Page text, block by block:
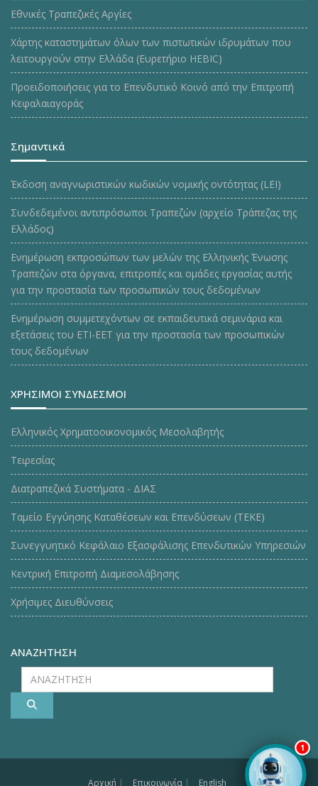
1
Εθνικές Τραπεζικές Αργίες
Χάρτης καταστημάτων όλων των πιστωτικών ιδρυμάτων που
λειτουργούν στην Ελλάδα (Ευρετήριο HEBIC)
Προειδοποιήσεις για το Επενδυτικό Κοινό από την Επιτροπή
Κεφαλαιαγοράς
Σημαντικά
Έκδοση αναγνωριστικών κωδικών νομικής οντότητας (LEI)
Συνδεδεμένοι αντιπρόσωποι Τραπεζών (αρχείο Τράπεζας της
Ελλάδος)
Ενημέρωση εκπροσώπων των μελών της Ελληνικής Ένωσης
Τραπεζών στα όργανα, επιτροπές και ομάδες εργασίας αυτής
για την προστασία των προσωπικών τους δεδομένων
Ενημέρωση συμμετεχόντων σε εκπαιδευτικά σεμινάρια και
εξετάσεις του ΕΤΙ-ΕΕΤ για την προστασία των προσωπικών
τους δεδομένων
ΧΡΗΣΙΜΟΙ ΣΥΝΔΕΣΜΟΙ
Ελληνικός Χρηματοοικονομικός Μεσολαβητής
Τειρεσίας
Διατραπεζικά Συστήματα - ΔΙΑΣ
Ταμείο Εγγύησης Καταθέσεων και Επενδύσεων (ΤΕΚE)
Συνεγγυητικό Κεφάλαιο Εξασφάλισης Επενδυτικών Υπηρεσιών
Κεντρική Επιτροπή Διαμεσολάβησης
Χρήσιμες Διευθύνσεις
ΑΝΑΖΗΤΗΣΗ
ΑΝΑΖΗΤΗΣΗ
Αρχική | Επικοινωνία | English